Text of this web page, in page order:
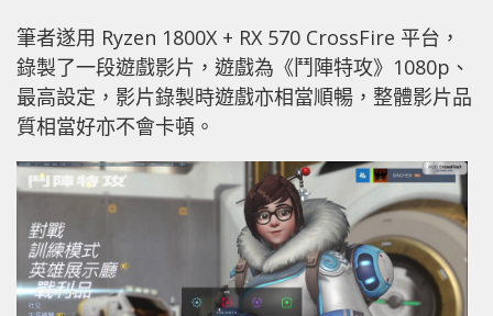
筆者遂用 Ryzen 1800X + RX 570 CrossFire 平台，
錄製了一段遊戲影片，遊戲為《鬥陣特攻》1080p、
最高設定，影片錄製時遊戲亦相當順暢，整體影片品
質相當好亦不會卡頓。